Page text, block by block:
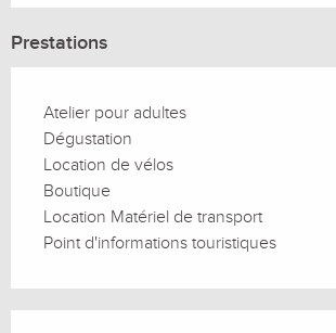
Prestations
Atelier pour adultes
Dégustation
Location de vélos
Boutique
Location Matériel de transport
Point d'informations touristiques